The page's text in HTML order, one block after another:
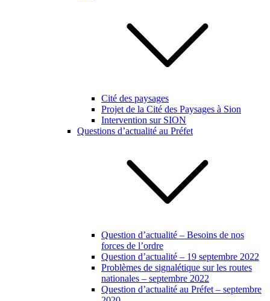
Cité des paysages
Projet de la Cité des Paysages à Sion
Intervention sur SION
Questions d’actualité au Préfet
Question d’actualité – Besoins de nos
forces de l’ordre
Question d’actualité – 19 septembre 2022
Problèmes de signalétique sur les routes
nationales – septembre 2022
Question d’actualité au Préfet – septembre